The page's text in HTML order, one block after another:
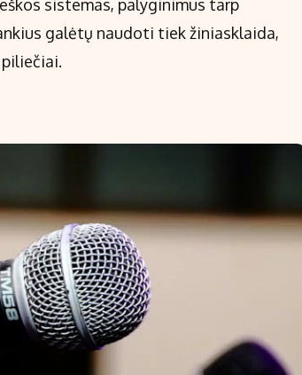
sistemas, palyginimus tarp
galėtų naudoti tiek žiniasklaida,